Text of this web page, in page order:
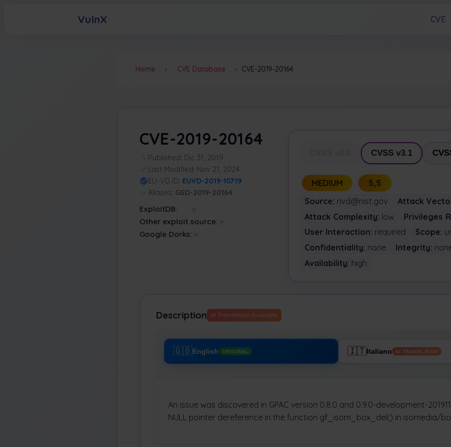
VulnX CVE
Home › CVE Database › CVE-2019-20164
CVE-2019-20164
Published: Dic 31, 2019
Last Modified: Nov 21, 2024
EU-VD ID: EUVD-2019-10719
Aliases: GSD-2019-20164
ExploitDB:
Other exploit source:
Google Dorks:
CVSS v3.1
MEDIUM 5,5
Source: nvd@nist.gov
Attack
Attack Complexity: low
Privileges
User Interaction: required Scope:
Confidentiality: none Integrity:
Availability: high
Description AI Translation Available
🇬🇧English ORIGINAL 🇮🇹Italiano AI TRANSLATED
An issue was discovered in GPAC version 0.8.0 and 0.9.0-development-
NULL pointer dereference in the function gf_isom_box_del() in isomedia/